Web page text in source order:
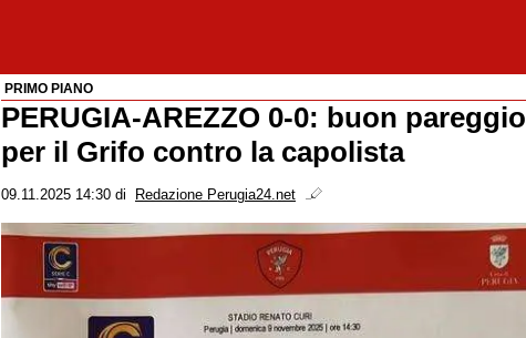
PRIMO PIANO
PERUGIA-AREZZO 0-0: buon pareggio
per il Grifo contro la capolista
09.11.2025 14:30 di Redazione Perugia24.net